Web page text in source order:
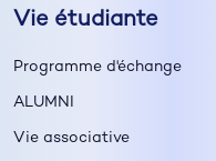
Vie étudiante
Programme d'échange
ALUMNI
Vie associative